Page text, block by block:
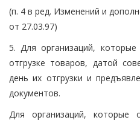
(п. 4 в ред. Изменений и
от 27.03.97)
5. Для организаций,
отгрузке товаров, датой
день их отгрузки и
документов.
Для организаций, которые